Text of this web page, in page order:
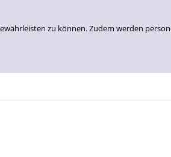
zu können. Zudem werden